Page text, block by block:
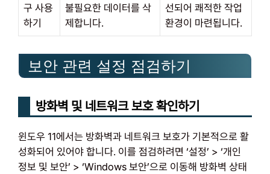
구 사용
하기
불필요한 데이터를 삭
제합니다.
선되어 쾌적한 작업
환경이 마련됩니다.
보안 관련 설정 점검하기
방화벽 및 네트워크 보호 확인하기
윈도우 11에서는 방화벽과 네트워크 보호가 기본적으로 활
성화되어 있어야 합니다. 이를 점검하려면 ‘설정’ > ‘개인
정보 및 보안’ > ‘Windows 보안’으로 이동해 방화벽 상태